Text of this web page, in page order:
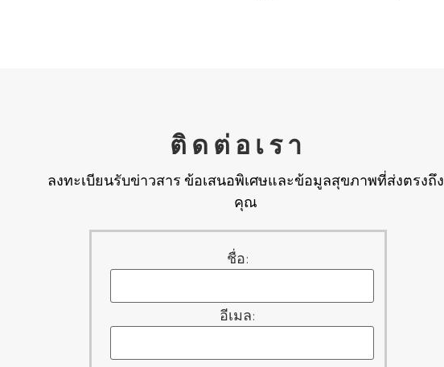
ติดต่อเรา
ลงทะเบียนรับข่าวสาร ข้อเสนอพิเศษและข้อมูลสุขภาพที่ส่งตรงถึง
คุณ
ชื่อ:
อีเมล: